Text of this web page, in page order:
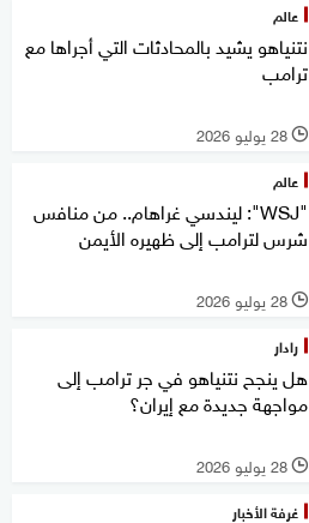
عالم
نتنياهو يشيد بالمحادثات التي أجراها مع
ترامب
l 28 يوليو 2026
عالم
"WSJ": ليندسي غراهام.. من منافس
شرس لترامب إلى ظهيره الأيمن
l 28 يوليو 2026
رادار
هل ينجح نتنياهو في جر ترامب إلى
مواجهة جديدة مع إيران؟
l 28 يوليو 2026
غرفة الأخبار